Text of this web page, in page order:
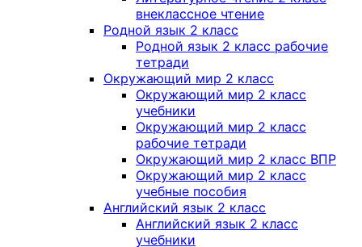
внеклассное чтение
Родной язык 2 класс
Родной язык 2 класс рабочие
тетради
Окружающий мир 2 класс
Окружающий мир 2 класс
учебники
Окружающий мир 2 класс
рабочие тетради
Окружающий мир 2 класс ВПР
Окружающий мир 2 класс
учебные пособия
Английский язык 2 класс
Английский язык 2 класс
учебники